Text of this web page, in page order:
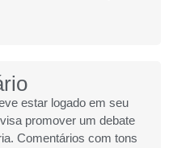
estar logado em seu
promover um debate
Comentários com tons